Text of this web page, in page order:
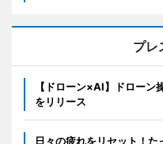
プレ
【ドローン×AI】ドローン
をリリース
日々の疲れをリセット！